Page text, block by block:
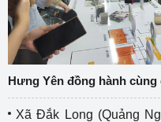
Hưng Yên đồng hành
Xã Đắk Long (Quảng